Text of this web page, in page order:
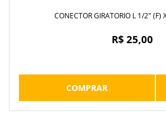
CONECTOR GIRATORIO L 1/2" (F)
R$ 25,00
COMPRAR